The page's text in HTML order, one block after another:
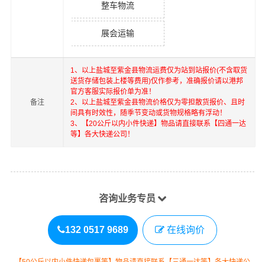
整车物流
展会运输
备注
1、以上盐城至紫金县物流运费仅为站到站报价(不含取货
送货存储包装上楼等费用)仅作参考，准确报价请以港邦
官方客服实际报价单为准！
2、以上盐城至紫金县物流价格仅为零担散货报价、且时
间具有时效性，随季节变动或货物规格略有浮动！
3、【20公斤以内小件快递】物品请直接联系【四通一达
等】各大快递公司！
咨询业务专员
132 0517 9689 在线询价